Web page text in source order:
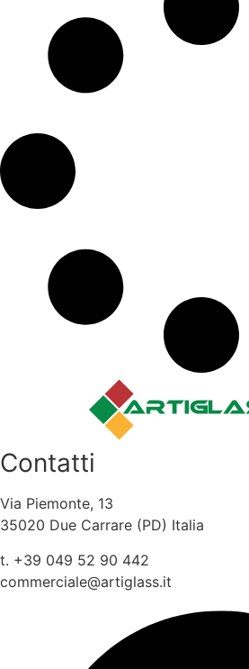
Contatti
Via Piemonte, 13
35020 Due Carrare (PD) Italia
t. +39 049 52 90 442
commerciale@artiglass.it